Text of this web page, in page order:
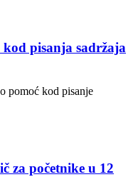
pisanja sadržaja
pomoć kod pisanje
za početnike u 12